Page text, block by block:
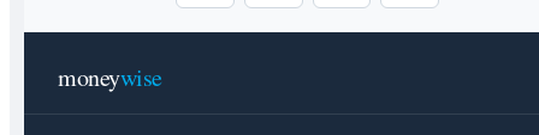
moneywise